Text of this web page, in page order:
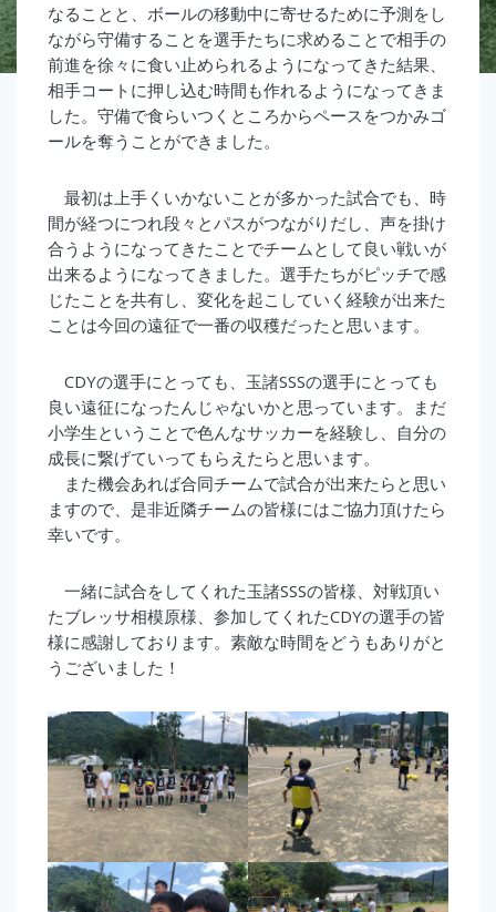
なることと、ボールの移動中に寄せるために予測をし
ながら守備することを選手たちに求めることで相手の
前進を徐々に食い止められるようになってきた結果、
相手コートに押し込む時間も作れるようになってきま
した。守備で食らいつくところからペースをつかみゴ
ールを奪うことができました。
最初は上手くいかないことが多かった試合でも、時
間が経つにつれ段々とパスがつながりだし、声を掛け
合うようになってきたことでチームとして良い戦いが
出来るようになってきました。選手たちがピッチで感
じたことを共有し、変化を起こしていく経験が出来た
ことは今回の遠征で一番の収穫だったと思います。
CDYの選手にとっても、玉諸SSSの選手にとっても
良い遠征になったんじゃないかと思っています。まだ
小学生ということで色んなサッカーを経験し、自分の
成長に繋げていってもらえたらと思います。
また機会あれば合同チームで試合が出来たらと思い
ますので、是非近隣チームの皆様にはご協力頂けたら
幸いです。
一緒に試合をしてくれた玉諸SSSの皆様、対戦頂い
たブレッサ相模原様、参加してくれたCDYの選手の皆
様に感謝しております。素敵な時間をどうもありがと
うございました！